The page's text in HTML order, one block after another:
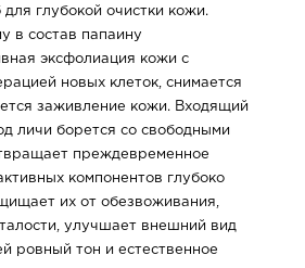
глубокой очистки кожи.
в состав папаину
эксфолиация кожи с
новых клеток, снимается
заживление кожи. Входящий
личи борется со свободными
преждевременное
компонентов глубоко
их от обезвоживания,
улучшает внешний вид
ровный тон и естественное